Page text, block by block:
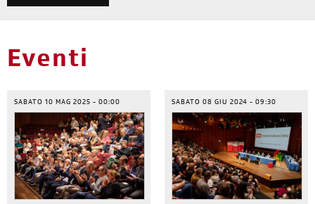
Eventi
SABATO 10 MAG 2025 - 00:00 SABATO 08 GIU 2024 - 09:30